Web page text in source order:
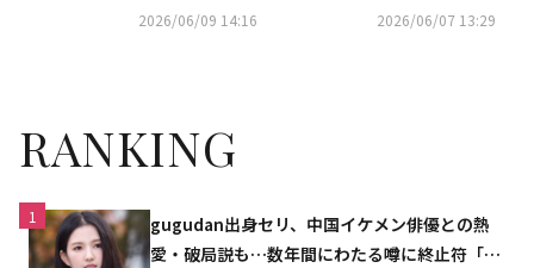
2026/06/09 14:16
国語ver․を歌唱！ハングルが目
2026/06/07 13:29
RANKING
1
gugudan出身セリ、中国イケメン俳優との熱
愛・破局説も…数年間にわたる噂に終止符「邪